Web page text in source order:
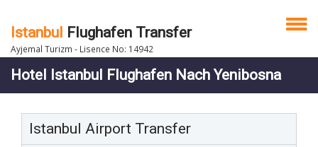
Istanbul Flughafen Transfer
Ayjemal Turizm - Lisence No: 14942
Hotel Istanbul Flughafen Nach Yenibosna
Istanbul Airport Transfer